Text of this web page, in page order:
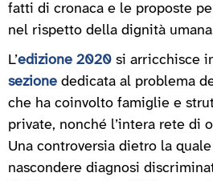
fatti di cronaca e le proposte
nel rispetto della dignità
L’edizione 2020 si arricchisce
sezione dedicata al problema
che ha coinvolto famiglie e
private, nonché l’intera rete di
Una controversia dietro la
nascondere diagnosi